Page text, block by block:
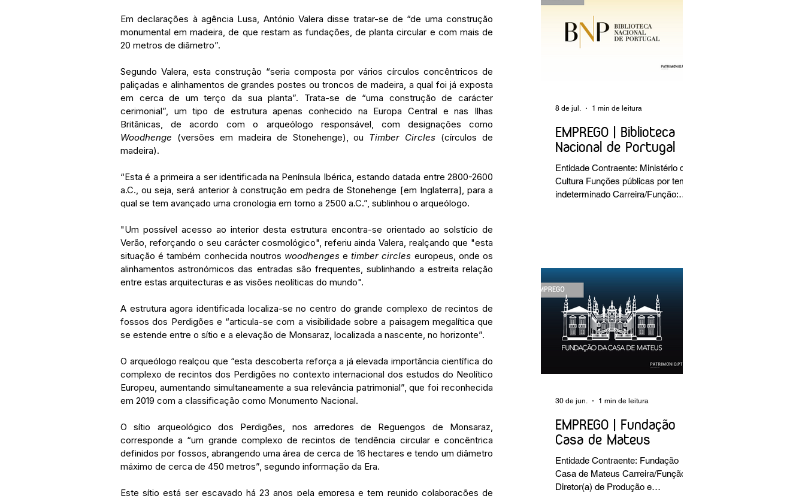
Em declarações à agência Lusa, António Valera disse tratar-se de “de uma construção
monumental em madeira, de que restam as fundações, de planta circular e com mais de
20 metros de diâmetro”.
Segundo Valera, esta construção “seria composta por vários círculos concêntricos de
paliçadas e alinhamentos de grandes postes ou troncos de madeira, a qual foi já exposta
em cerca de um terço da sua planta”. Trata-se de “uma construção de carácter
cerimonial”, um tipo de estrutura apenas conhecido na Europa Central e nas Ilhas
Woodhenge (versões em madeira de Stonehenge), ou Timber Circles (círculos de
madeira).
“Esta é a primeira a ser identificada na Península Ibérica, estando datada entre 2800-2600
a.C., ou seja, será anterior à construção em pedra de Stonehenge [em Inglaterra], para a
qual se tem avançado uma cronologia em torno a 2500 a.C.”, sublinhou o arqueólogo.
"Um possível acesso ao interior desta estrutura encontra-se orientado ao solstício de
Verão, reforçando o seu carácter cosmológico", referiu ainda Valera, realçando que "esta
situação é também conhecida noutros woodhenges e timber circles europeus, onde os
alinhamentos astronómicos das entradas são frequentes, sublinhando a estreita relação
entre estas arquitecturas e as visões neolíticas do mundo".
A estrutura agora identificada localiza-se no centro do grande complexo de recintos de
fossos dos Perdigões e “articula-se com a visibilidade sobre a paisagem megalítica que
se estende entre o sítio e a elevação de Monsaraz, localizada a nascente, no horizonte”.
O arqueólogo realçou que “esta descoberta reforça a já elevada importância científica do
complexo de recintos dos Perdigões no contexto internacional dos estudos do Neolítico
Europeu, aumentando simultaneamente a sua relevância patrimonial”, que foi reconhecida
em 2019 com a classificação como Monumento Nacional.
O sítio arqueológico dos Perdigões, nos arredores de Reguengos de Monsaraz,
corresponde a “um grande complexo de recintos de tendência circular e concêntrica
definidos por fossos, abrangendo uma área de cerca de 16 hectares e tendo um diâmetro
máximo de cerca de 450 metros”, segundo informação da Era.
Este sítio está ser escavado há 23 anos pela empresa e tem reunido colaborações de
EMPREGO | Biblioteca
Nacional de Portugal
Entidade Contraente: Ministério da
Cultura Funções públicas por tempo
indeterminado Carreira/Função:
espécies bibliográficas
intervencionadas; execução dos
programas de conservação
preventiva; produção de fichas de
tratamento e registo fotográfico das
intervenções; apoio a exposições i
8 de jul. 1 min de leitura
EMPREGO | Fundação
Casa de Mateus
Entidade Contraente: Fundação
Casa de Mateus Carreira/Função:
Diretor(a) de Produção e
30 de jun. 1 min de leitura